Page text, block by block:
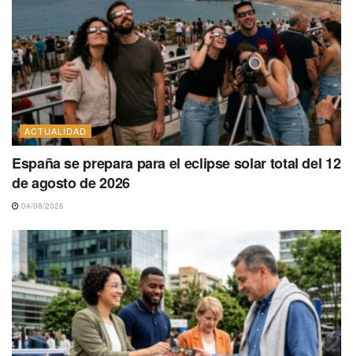
ACTUALIDAD
España se prepara para el eclipse solar total del 12
de agosto de 2026
04/08/2026